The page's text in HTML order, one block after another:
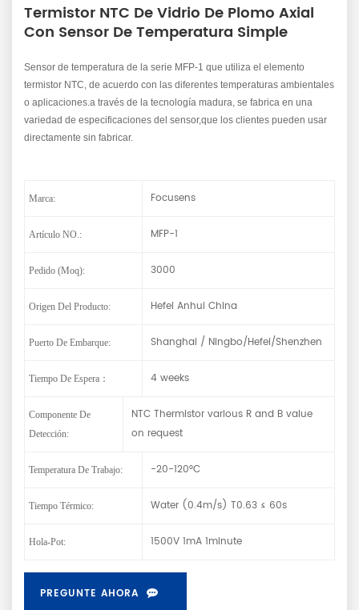
Termistor NTC De Vidrio De Plomo Axial
Con Sensor De Temperatura Simple
Sensor de temperatura de la serie MFP-1 que utiliza el elemento
termistor NTC, de acuerdo con las diferentes temperaturas ambientales
o aplicaciones.a través de la tecnología madura, se fabrica en una
variedad de especificaciones del sensor,que los clientes pueden usar
directamente sin fabricar.
Marca: Focusens
Artículo NO.: MFP-1
Pedido (moq): 3000
Origen Del Producto: Hefei Anhui China
Puerto De Embarque: Shanghai / Ningbo/Hefei/Shenzhen
Tiempo De Espera： 4 weeks
Componente De
Detección:
NTC Thermistor various R and B value
on request
Temperatura De Trabajo: -20-120°C
Tiempo Térmico: Water (0.4m/s) T0.63 ≤ 60s
Hola-Pot: 1500V 1mA 1minute
PREGUNTE AHORA